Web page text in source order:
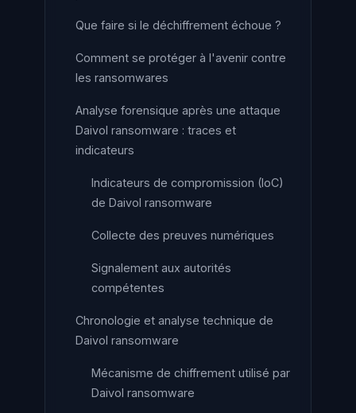
Que faire si le déchiffrement échoue ?
Comment se protéger à l'avenir contre
les ransomwares
Analyse forensique après une attaque
Daivol ransomware : traces et
indicateurs
Indicateurs de compromission (IoC)
de Daivol ransomware
Collecte des preuves numériques
Signalement aux autorités
compétentes
Chronologie et analyse technique de
Daivol ransomware
Mécanisme de chiffrement utilisé par
Daivol ransomware